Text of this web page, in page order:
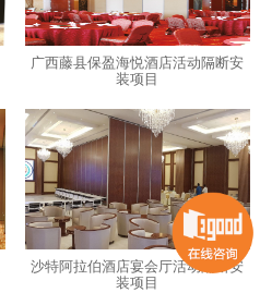
广西藤县保盈海悦酒店活动隔断安
装项目
沙特阿拉伯酒店宴会厅活动隔断安
装项目